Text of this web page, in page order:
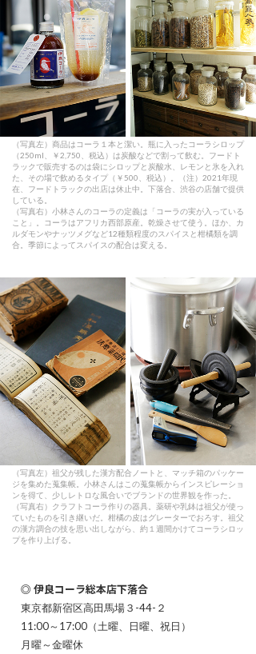
（写真左）商品はコーラ１本と潔い。瓶に入ったコーラシロップ
（250ml、￥2,750、税込）は炭酸などで割って飲む。フードト
ラックで販売するのは袋にシロップと炭酸水、レモンと氷を入れ
た、その場で飲めるタイプ（￥500、税込）。（注）2021年現
在、フードトラックの出店は休止中。下落合、渋谷の店舗で提供
している。
（写真右）小林さんのコーラの定義は「コーラの実が入っている
こと」。コーラはアフリカ西部原産。乾燥させて使う。ほか、カ
ルダモンやナッツメグなど12種類程度のスパイスと柑橘類を調
合。季節によってスパイスの配合は変える。
（写真左）祖父が残した漢方配合ノートと、マッチ箱のパッケー
ジを集めた蒐集帳。小林さんはこの蒐集帳からインスピレーショ
ンを得て、少しレトロな風合いでブランドの世界観を作った。
（写真右）クラフトコーラ作りの器具。薬研や乳鉢は祖父が使っ
ていたものを引き継いだ。柑橘の皮はグレーターでおろす。祖父
の漢方調合の技を思い出しながら、約１週間かけてコーラシロッ
プを作り上げる。
◎ 伊良コーラ総本店下落合
東京都新宿区高田馬場３-44-２
11:00～17:00（土曜、日曜、祝日）
月曜～金曜休